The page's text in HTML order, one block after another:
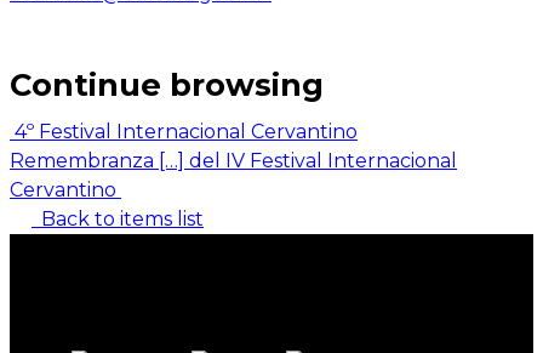
Continue browsing
4º Festival Internacional Cervantino
Remembranza […] del IV Festival Internacional
Cervantino
Back to items list